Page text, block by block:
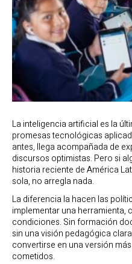
La inteligencia artificial es la
promesas tecnológicas
antes, llega acompañada de
discursos optimistas. Pero si
historia reciente de América
sola, no arregla nada.
La diferencia la hacen las
implementar una herramienta,
condiciones. Sin formación
sin una visión pedagógica
convertirse en una versión
cometidos.